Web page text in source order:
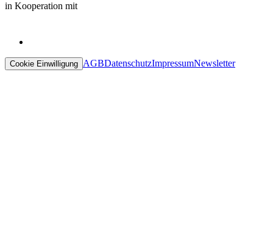
in Kooperation mit
Cookie Einwilligung AGBDatenschutzImpressumNewsletter